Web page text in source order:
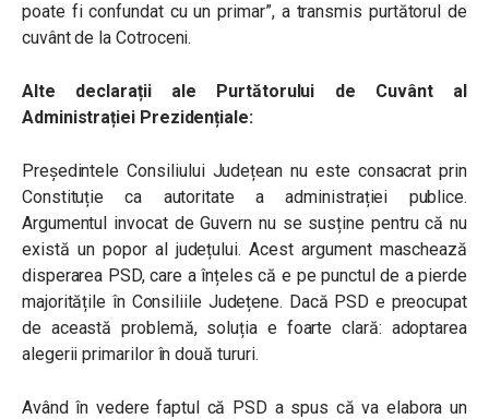
poate fi confundat cu un primar”, a transmis purtătorul de
cuvânt de la Cotroceni.
Alte declarații ale Purtătorului de Cuvânt al
Administrației Prezidențiale:
Președintele Consiliului Județean nu este consacrat prin
Constituție ca autoritate a administrației publice.
Argumentul invocat de Guvern nu se susține pentru că nu
există un popor al județului. Acest argument maschează
disperarea PSD, care a înțeles că e pe punctul de a pierde
majoritățile în Consiliile Județene. Dacă PSD e preocupat
de această problemă, soluția e foarte clară: adoptarea
alegerii primarilor în două tururi.
Având în vedere faptul că PSD a spus că va elabora un